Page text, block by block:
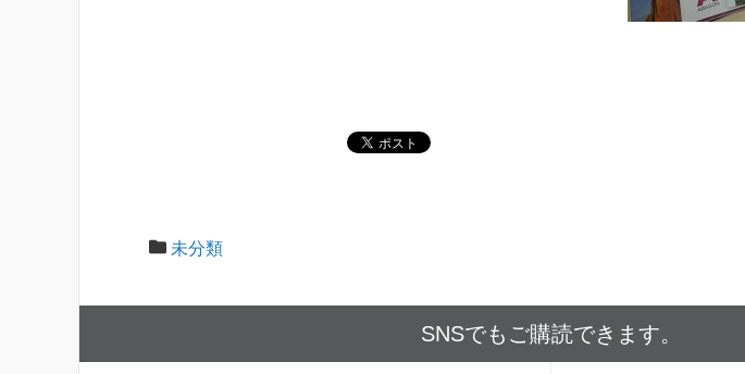
未分類
SNSでもご購読できます。